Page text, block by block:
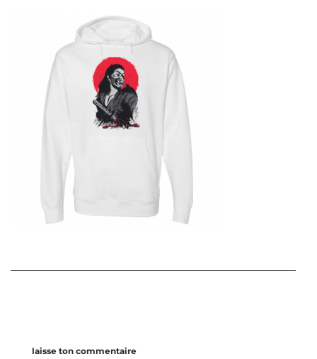
laisse ton commentaire